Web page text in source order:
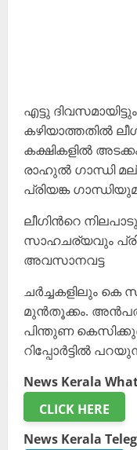
എട്ടു
കഴിയാത്തതിൽ
കക്ഷികളിൽ
രാഹുല്‍ ഗാന്ധി
പ്രിയങ്ക
ലീഗിന്‍റെ
സാഹചര്യവും
അവസാനവട്ട
ചര്‍ച്ചകളിലും
മുന്‍തൂക്കം.
പിന്തുണ
റിപ്പോര്‍ട്ടിൽ
News Kerala
CLICK HERE
News Kerala